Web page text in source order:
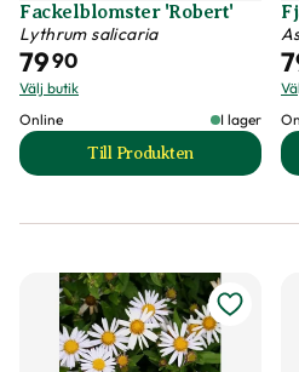
Fackelblomster 'Robert'
Lythrum salicaria
7990
Välj butik
Online
I lager
Till Produkten
till Fackelblomster